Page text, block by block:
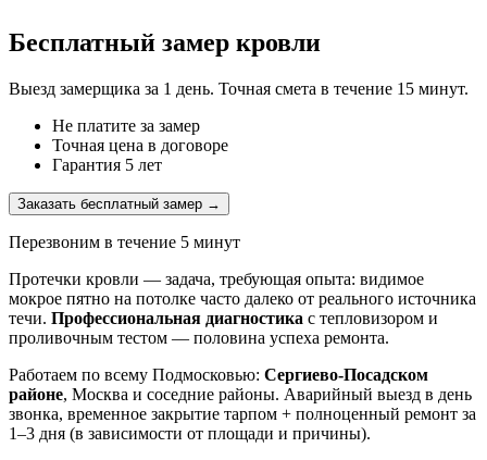
Бесплатный замер кровли
Выезд замерщика за 1 день. Точная смета в течение 15 минут.
Не платите за замер
Точная цена в договоре
Гарантия 5 лет
Заказать бесплатный замер →
Перезвоним в течение 5 минут
Протечки кровли — задача, требующая опыта: видимое
мокрое пятно на потолке часто далеко от реального источника
течи. Профессиональная диагностика с тепловизором и
проливочным тестом — половина успеха ремонта.
Работаем по всему Подмосковью: Сергиево-Посадском
районе, Москва и соседние районы. Аварийный выезд в день
звонка, временное закрытие тарпом + полноценный ремонт за
1–3 дня (в зависимости от площади и причины).